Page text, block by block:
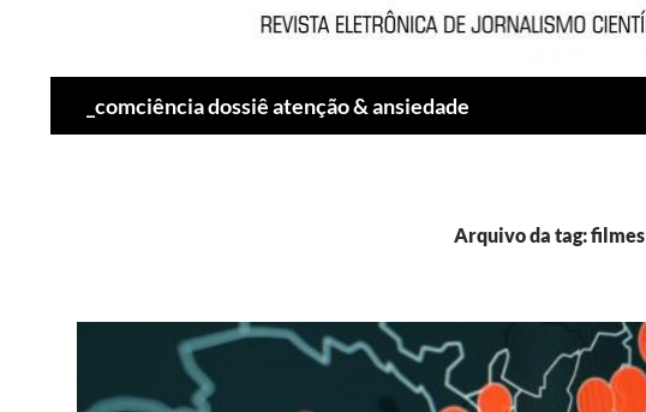
_comciência dossiê atenção & ansiedade
Arquivo da tag: filmes